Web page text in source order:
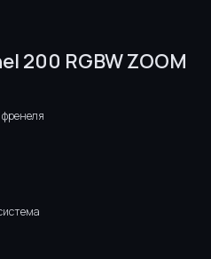
200 RGBW ZOOM